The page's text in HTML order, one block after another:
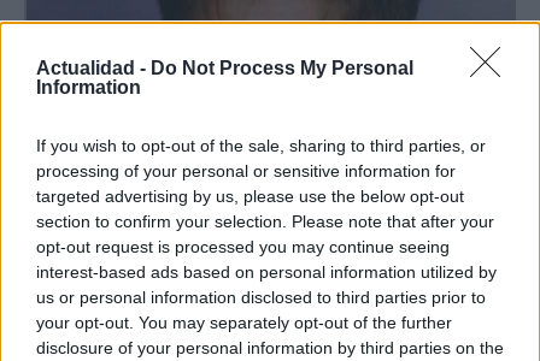
Actualidad - Do Not Process My Personal
Information
If you wish to opt-out of the sale, sharing to third parties, or
processing of your personal or sensitive information for
targeted advertising by us, please use the below opt-out
section to confirm your selection. Please note that after your
opt-out request is processed you may continue seeing
interest-based ads based on personal information utilized by
us or personal information disclosed to third parties prior to
your opt-out. You may separately opt-out of the further
disclosure of your personal information by third parties on the
Nuevo giro en el caso Yéremi Vargas:
desvelan el informe forense
El ‘caso Yéremi Vargas’, el niño desaparecido en 2007…